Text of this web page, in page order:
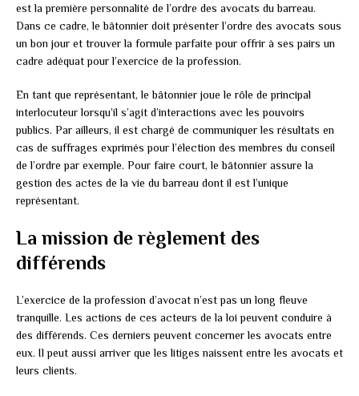
est la première personnalité de l’ordre des avocats du barreau.
Dans ce cadre, le bâtonnier doit présenter l’ordre des avocats sous
un bon jour et trouver la formule parfaite pour offrir à ses pairs un
cadre adéquat pour l’exercice de la profession.
En tant que représentant, le bâtonnier joue le rôle de principal
interlocuteur lorsqu’il s’agit d’interactions avec les pouvoirs
publics. Par ailleurs, il est chargé de communiquer les résultats en
cas de suffrages exprimés pour l’élection des membres du conseil
de l’ordre par exemple. Pour faire court, le bâtonnier assure la
gestion des actes de la vie du barreau dont il est l’unique
représentant.
La mission de règlement des
différends
L’exercice de la profession d’avocat n’est pas un long fleuve
tranquille. Les actions de ces acteurs de la loi peuvent conduire à
des différends. Ces derniers peuvent concerner les avocats entre
eux. Il peut aussi arriver que les litiges naissent entre les avocats et
leurs clients.